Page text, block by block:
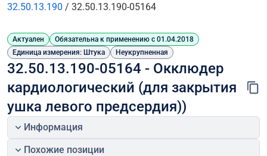
32.50.13.190 / 32.50.13.190-05164
Актуален
Обязательна к применению с 01.04.2018
Единица измерения: Штука
Неукрупненная
32.50.13.190-05164 - Окклюдер
кардиологический (для закрытия
ушка левого предсердия))
Информация
Похожие позиции